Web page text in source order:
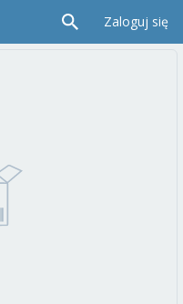
Zaloguj się